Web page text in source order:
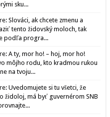
sku...
Slováci, ak chcete zmenu a
tento židovský moloch, tak
podľa progra...
A ty, mor ho! – hoj, mor ho!
môjho rodu, kto kradmou rukou
na tvoju...
Uvedomujete si tu všetci, že
židoloj, má byť guvernérom SNB